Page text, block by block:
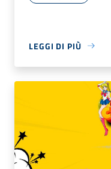
LEGGI DI PIÙ